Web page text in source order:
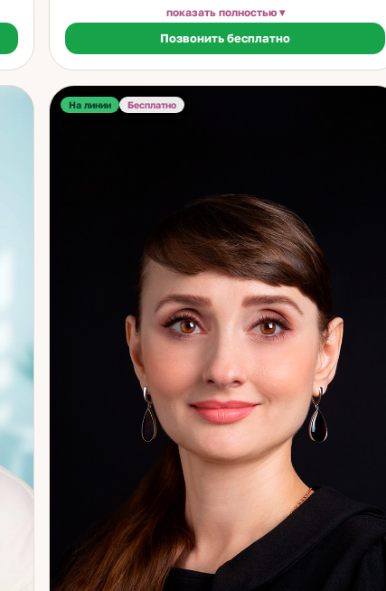
плохо» без выхода, никакой зависимости от
следующей консультации. Я практикую Таро с 14 лет.
Начинала с простых игральных колод, которые
Со временем прошла профессиональное обучение и
выстроила собственный рабочий метод. На
без общих фраз и размытых прогнозов. Чаще всего
обращаются с вопросами об отношениях и чувствах
партнёра, о карьере и смене работы, о выборе между
несколькими вариантами, о переездах и важных
финансовых решениях. Работаю без запугивания — это
принципиально: инструмент ясности не должен
становиться источником давления. Если вы
чувствуете, что запутались и хотите увидеть картину
целиком — помогу разобраться без спешки и
осуждения.
показать полностью
Позвонить бесплатно
На линии Бесплатно